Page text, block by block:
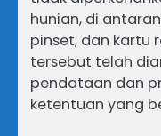
hunian, di
pinset, dan kartu
tersebut telah
pendataan dan
ketentuan yang